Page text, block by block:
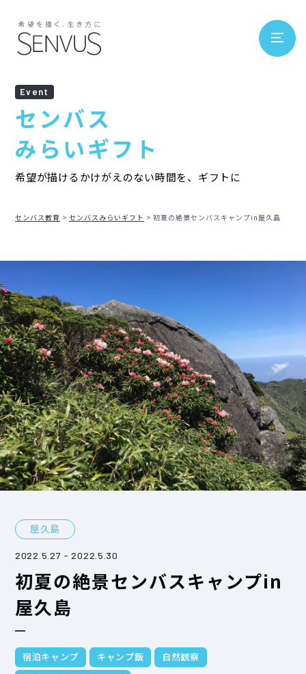
Event
センバス
みらいギフト
希望が描けるかけがえのない時間を、ギフトに
センバス教育 センバスみらいギフト 初夏の絶景センバスキャンプin屋久島
屋久島
2022.5.27 - 2022.5.30
初夏の絶景センバスキャンプin
屋久島
宿泊キャンプ キャンプ飯
自然観察